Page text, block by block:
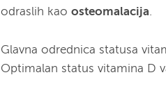
odraslih kaoosteomalacija.
Glavna odrednica statusa
Optimalan status vitamina D